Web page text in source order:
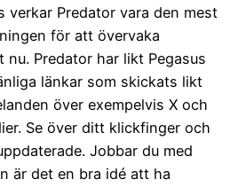
verkar Predator vara den mest
för att övervaka
nu. Predator har likt Pegasus
länkar som skickats likt
över exempelvis X och
Se över ditt klickfinger och
Jobbar du med
är det en bra idé att ha